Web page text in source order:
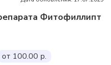
Фитофиллипт
от 100.00 р.